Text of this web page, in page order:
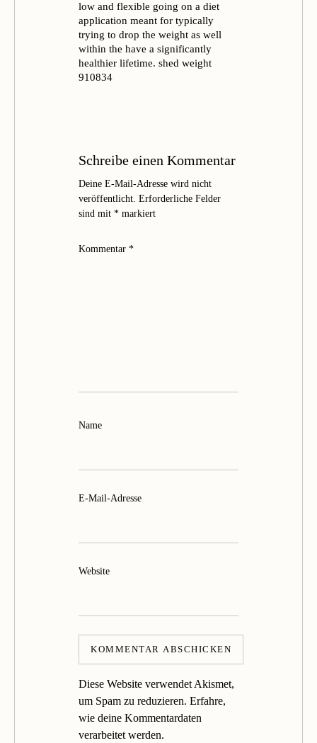
low and flexible going on a diet
application meant for typically
trying to drop the weight as well
within the have a significantly
healthier lifetime. shed weight
910834
Schreibe einen Kommentar
Deine E-Mail-Adresse wird nicht
veröffentlicht. Erforderliche Felder
sind mit * markiert
Kommentar *
Name
E-Mail-Adresse
Website
Diese Website verwendet Akismet,
um Spam zu reduzieren. Erfahre,
wie deine Kommentardaten
verarbeitet werden.